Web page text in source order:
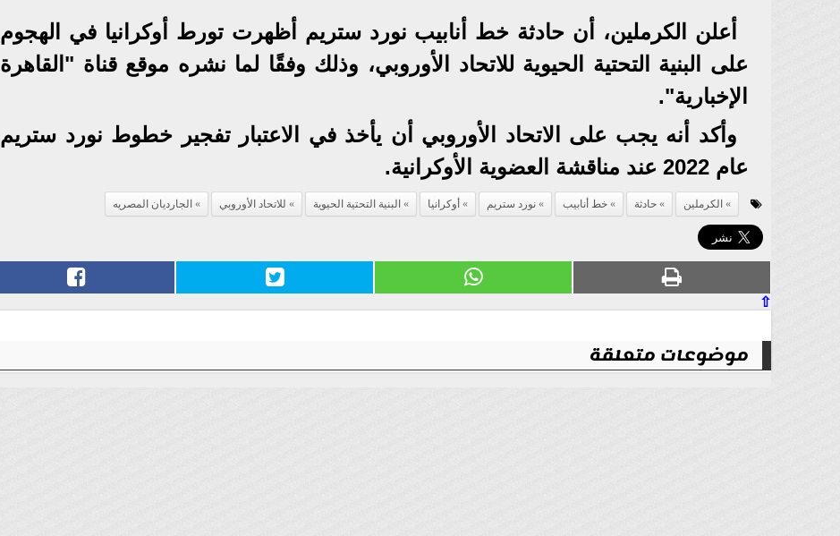
أعلن الكرملين، أن حادثة خط أنابيب نورد ستريم أظهرت تورط أوكرانيا في الهجوم
على البنية التحتية الحيوية للاتحاد الأوروبي، وذلك وفقًا لما نشره موقع قناة "القاهرة
الإخبارية".
وأكد أنه يجب على الاتحاد الأوروبي أن يأخذ في الاعتبار تفجير خطوط نورد ستريم
عام 2022 عند مناقشة العضوية الأوكرانية.
الكرملين حادثة خط أنابيب نورد ستريم أوكرانيا البنية التحتية الحيوية للاتحاد الأوروبي الجارديان المصريه
⇧
موضوعات متعلقة